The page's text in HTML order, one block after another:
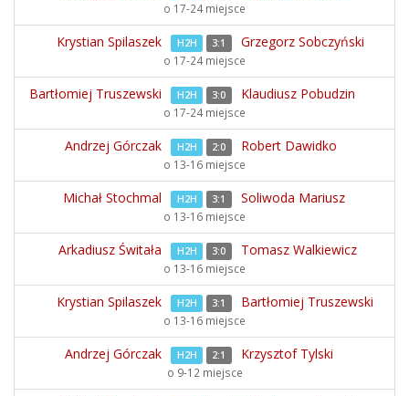
o 17-24 miejsce
Krystian Spilaszek H2H 3:1 Grzegorz Sobczyński
o 17-24 miejsce
Bartłomiej Truszewski H2H 3:0 Klaudiusz Pobudzin
o 17-24 miejsce
Andrzej Górczak H2H 2:0 Robert Dawidko
o 13-16 miejsce
Michał Stochmal H2H 3:1 Soliwoda Mariusz
o 13-16 miejsce
Arkadiusz Świtała H2H 3:0 Tomasz Walkiewicz
o 13-16 miejsce
Krystian Spilaszek H2H 3:1 Bartłomiej Truszewski
o 13-16 miejsce
Andrzej Górczak H2H 2:1 Krzysztof Tylski
o 9-12 miejsce